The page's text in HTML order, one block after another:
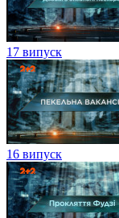
17 випуск
16 випуск